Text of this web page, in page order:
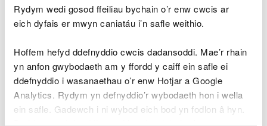
Rydym wedi gosod ffeiliau bychain o’r enw cwcis ar
eich dyfais er mwyn caniatáu i’n safle weithio.
Hoffem hefyd ddefnyddio cwcis dadansoddi. Mae’r rhain
yn anfon gwybodaeth am y ffordd y caiff ein safle ei
ddefnyddio i wasanaethau o’r enw Hotjar a Google
Analytics. Rydym yn defnyddio’r wybodaeth hon i wella
ein safle. Gadewch i ni wybod eich bod yn fodlon â hyn.
Byddwn yn defnyddio cwci i gadw eich dewis.
Os nad ydych yn adrodd erbyn31 Mawrthgallwn
gymryd camau cyfreithiol yn eich erbyn.
Sut i adrodd
Dylech wneud eich datganiad blynyddol ar-lein yn
https://prtr.defra.gov.uk/data-entry-system. Nid
yw'n bosib cyflwyno datganiad ar bapur.